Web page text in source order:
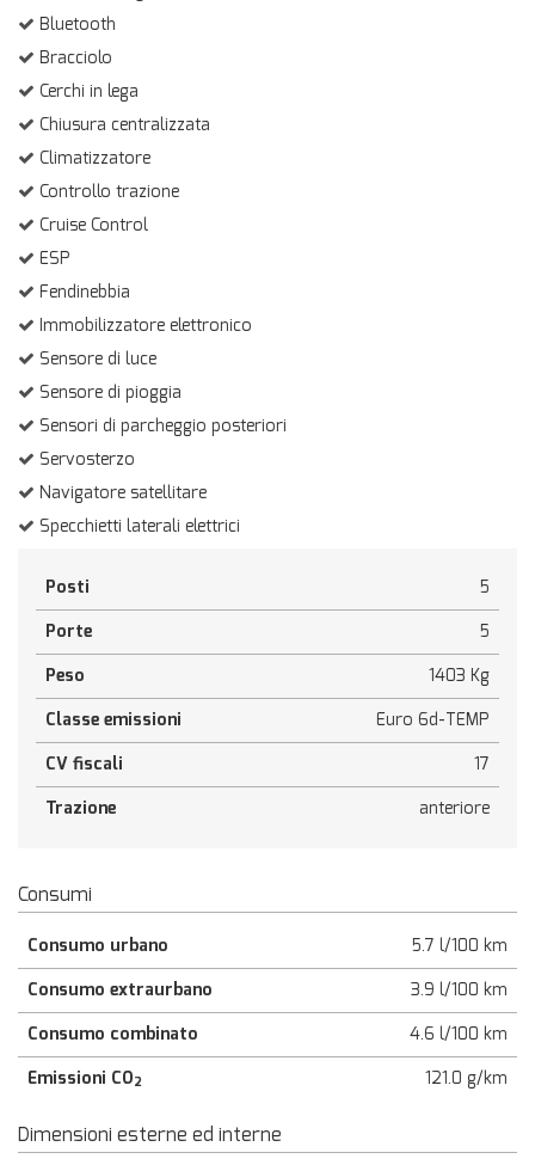
Bluetooth
Bracciolo
Cerchi in lega
Chiusura centralizzata
Climatizzatore
Controllo trazione
Cruise Control
ESP
Fendinebbia
Immobilizzatore elettronico
Sensore di luce
Sensore di pioggia
Sensori di parcheggio posteriori
Servosterzo
Navigatore satellitare
Specchietti laterali elettrici
Posti
5
Porte
5
Peso
1403 Kg
Classe emissioni
Euro 6d-TEMP
CV fiscali
17
Trazione
anteriore
Consumi
Consumo urbano
5.7 l/100 km
Consumo extraurbano
3.9 l/100 km
Consumo combinato
4.6 l/100 km
Emissioni CO2 121.0 g/km
Dimensioni esterne ed interne